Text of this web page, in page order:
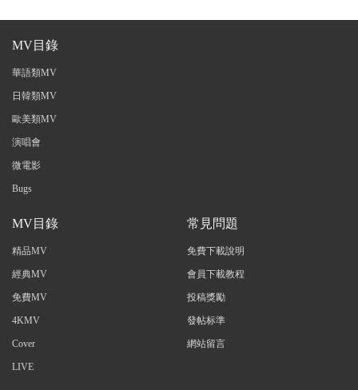
MV目錄
華語類MV
日韓類MV
歐美類MV
演唱會
微電影
Bugs
MV目錄
精品MV
經典MV
免費MV
4KMV
Cover
LIVE
常見問題
免費下載說明
會員下載教程
投稿獎勵
發帖标準
網站留言